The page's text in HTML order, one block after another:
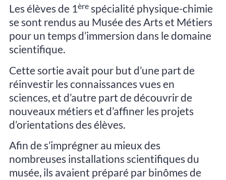
Les élèves de 1èrespécialité physique-chimie
se sont rendus au Musée des Arts et Métiers
pour un temps d’immersion dans le domaine
scientifique.
Cette sortie avait pour but d’une part de
réinvestir les connaissances vues en
sciences, et d’autre part de découvrir de
nouveaux métiers et d’affiner les projets
d’orientations des élèves.
Afin de s’imprégner au mieux des
nombreuses installations scientifiques du
musée, ils avaient préparé par binômes de